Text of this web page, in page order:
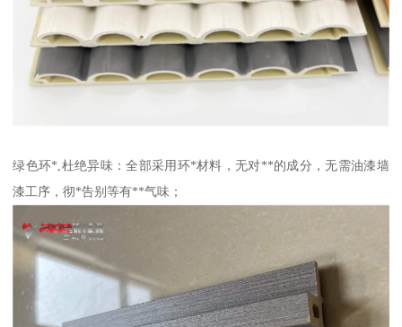
绿色环*,杜绝异味：全部采用环*材料，无对**的成分，无需油漆墙
漆工序，彻*告别等有**气味；